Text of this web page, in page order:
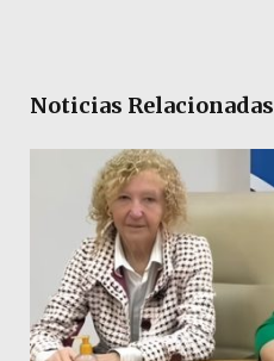
Noticias Relacionadas